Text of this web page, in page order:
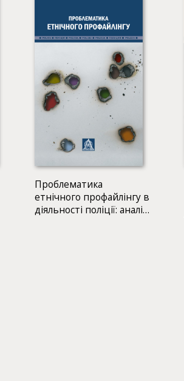
Проблематика
етнічного профайлінгу в
діяльності поліції: аналіз